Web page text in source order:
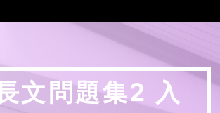
文問題集2 入